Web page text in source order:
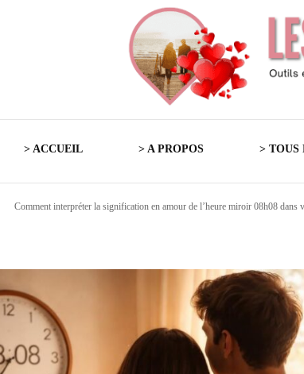
Les
Outils et infos pour
> ACCUEIL > A PROPOS > TOUS
Comment interpréter la signification en amour de l’heure miroir 08h08 dans